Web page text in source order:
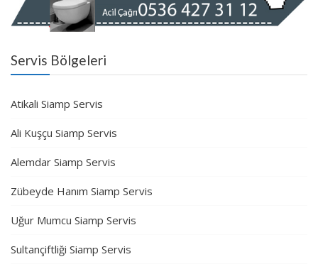
Servis Bölgeleri
Atikali Siamp Servis
Ali Kuşçu Siamp Servis
Alemdar Siamp Servis
Zübeyde Hanım Siamp Servis
Uğur Mumcu Siamp Servis
Sultançiftliği Siamp Servis